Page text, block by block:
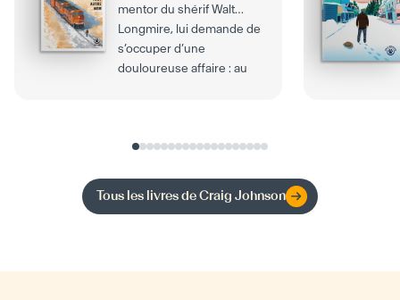
mentor du shérif Walt
Longmire, lui demande de
s’occuper d’une
douloureuse affaire : au
Tous les livres deCraig Johnson